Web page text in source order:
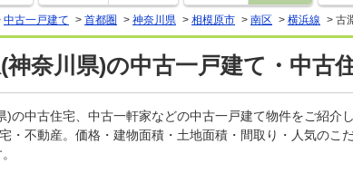
中古一戸建て > 首都圏 > 神奈川県 > 相模原市 > 南区 > 横浜線 > 古
神奈川県)の中古一戸建て・中古
)の中古住宅、中古一軒家などの中古一戸建て物件をご紹
・不動産。価格・建物面積・土地面積・間取り・人気の